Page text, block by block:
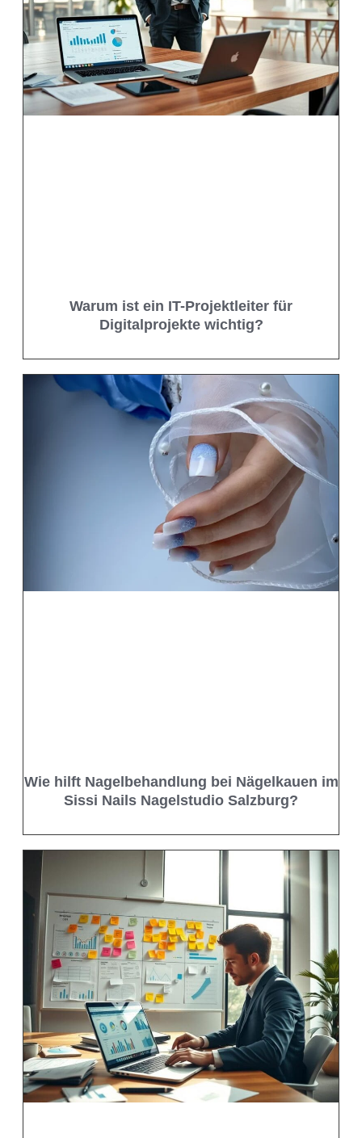
Warum ist ein IT-Projektleiter für
Digitalprojekte wichtig?
Wie hilft Nagelbehandlung bei Nägelkauen im
Sissi Nails Nagelstudio Salzburg?